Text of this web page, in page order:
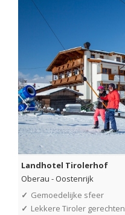
Landhotel Tirolerhof
Oberau -Oostenrijk
✓ Gemoedelijke sfeer
✓ Lekkere Tiroler gerechten